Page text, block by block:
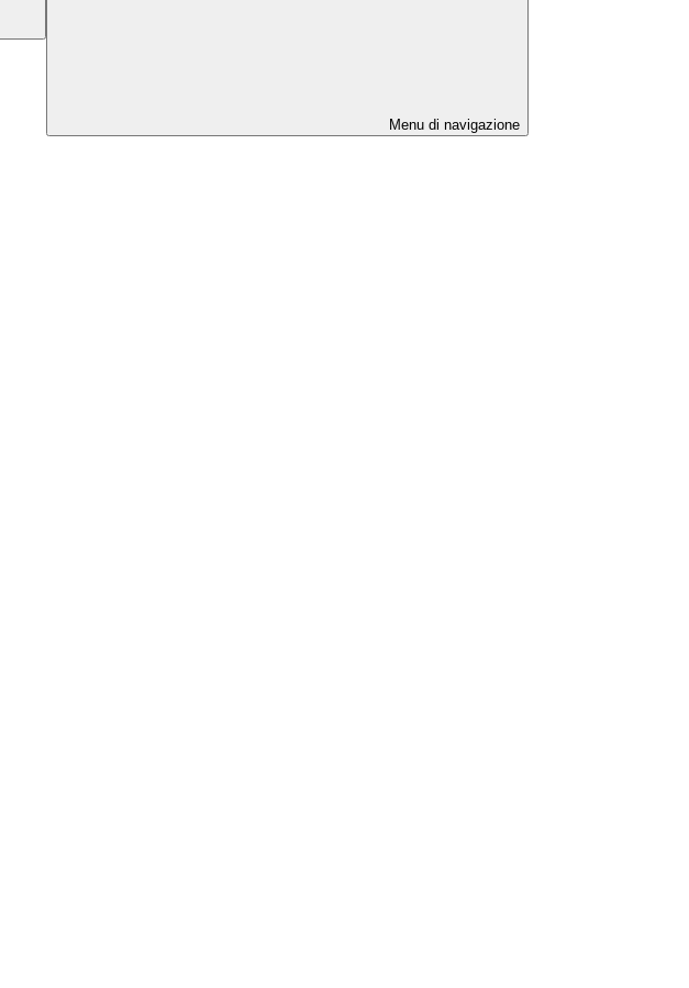
Menu di navigazione